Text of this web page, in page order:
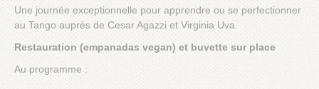
Une journée exceptionnelle pour apprendre ou se perfectionner
au Tango auprès de Cesar Agazzi et Virginia Uva.
Restauration (empanadas vegan) et buvette sur place
Au programme :